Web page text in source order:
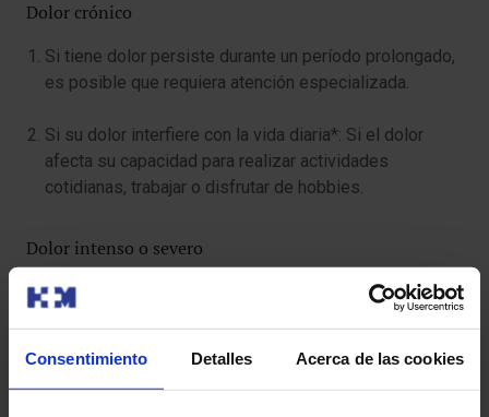
Consentimiento Detalles Acerca de las cookies
Dolor crónico
Si tiene dolor persiste durante un período prolongado,
es posible que requiera atención especializada.
Si su dolor interfiere con la vida diaria*: Si el dolor
afecta su capacidad para realizar actividades
cotidianas, trabajar o disfrutar de hobbies.
Dolor intenso o severo
Si tiene dolor persiste durante un período prolongado,
es posible que requiera atención especializada.
Si su dolor interfiere con la vida diaria*: Si el dolor
afecta su capacidad para realizar actividades